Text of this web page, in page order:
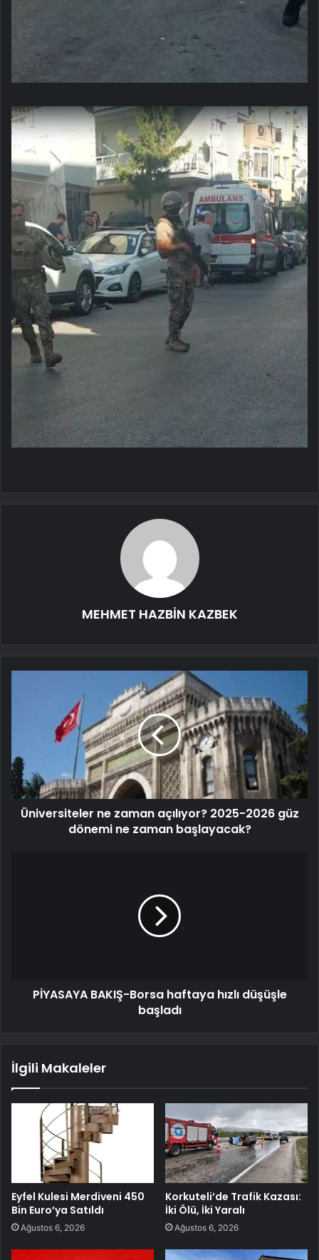
MEHMET HAZBİN KAZBEK
Üniversiteler ne zaman açılıyor? 2025-2026 güz
dönemi ne zaman başlayacak?
PİYASAYA BAKIŞ-Borsa haftaya hızlı düşüşle
başladı
İlgili Makaleler
Eyfel Kulesi Merdiveni 450
Bin Euro’ya Satıldı
Ağustos 6, 2026
Korkuteli’de Trafik Kazası:
İki Ölü, İki Yaralı
Ağustos 6, 2026